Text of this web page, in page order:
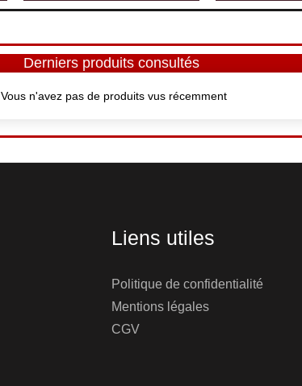
Derniers produits consultés
Vous n'avez pas de produits vus récemment
Liens utiles
Politique de confidentialité
Mentions légales
CGV